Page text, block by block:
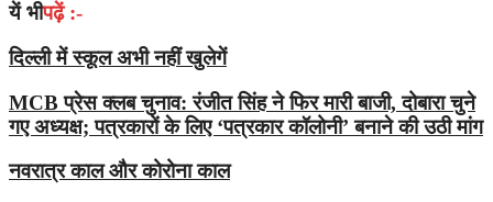
यें भीपढ़ें :-
दिल्‍ली में स्‍कूल अभी नहीं खुलेगें
MCB प्रेस क्लब चुनाव: रंजीत सिंह ने फिर मारी बाजी, दोबारा चुने
गए अध्यक्ष; पत्रकारों के लिए ‘पत्रकार कॉलोनी’ बनाने की उठी मांग
नवरात्र काल और कोरोना काल